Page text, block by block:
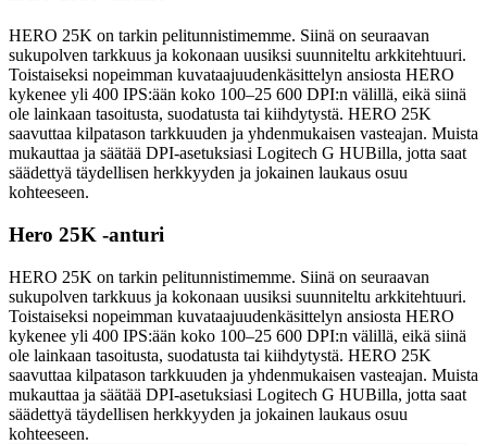
HERO 25K on tarkin pelitunnistimemme. Siinä on seuraavan
sukupolven tarkkuus ja kokonaan uusiksi suunniteltu arkkitehtuuri.
Toistaiseksi nopeimman kuvataajuudenkäsittelyn ansiosta HERO
kykenee yli 400 IPS:ään koko 100–25 600 DPI:n välillä, eikä siinä
ole lainkaan tasoitusta, suodatusta tai kiihdytystä. HERO 25K
saavuttaa kilpatason tarkkuuden ja yhdenmukaisen vasteajan. Muista
mukauttaa ja säätää DPI-asetuksiasi Logitech G HUBilla, jotta saat
säädettyä täydellisen herkkyyden ja jokainen laukaus osuu
kohteeseen.
Hero 25K -anturi
HERO 25K on tarkin pelitunnistimemme. Siinä on seuraavan
sukupolven tarkkuus ja kokonaan uusiksi suunniteltu arkkitehtuuri.
Toistaiseksi nopeimman kuvataajuudenkäsittelyn ansiosta HERO
kykenee yli 400 IPS:ään koko 100–25 600 DPI:n välillä, eikä siinä
ole lainkaan tasoitusta, suodatusta tai kiihdytystä. HERO 25K
saavuttaa kilpatason tarkkuuden ja yhdenmukaisen vasteajan. Muista
mukauttaa ja säätää DPI-asetuksiasi Logitech G HUBilla, jotta saat
säädettyä täydellisen herkkyyden ja jokainen laukaus osuu
kohteeseen.